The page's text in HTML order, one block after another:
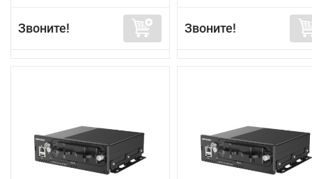
Звоните! Звоните!